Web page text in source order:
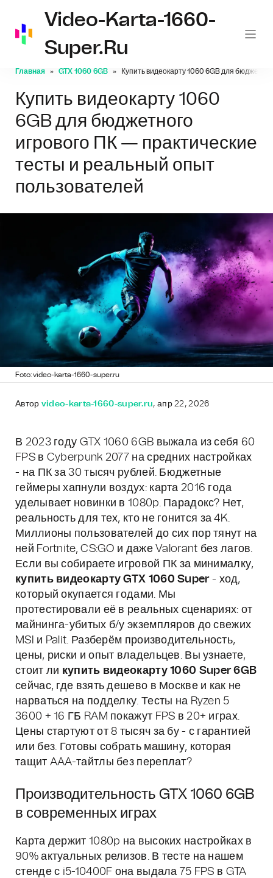
Video-Karta-1660-
Super.ru
Главная GTX 1060 6GB Купить видеокарту 1060 6GB для
Купить видеокарту 1060
6GB для бюджетного
игрового ПК — практические
тесты и реальный опыт
пользователей
Foto: video-karta-1660-super.ru
Автор video-karta-1660-super.ru, апр 22, 2026
В 2023 году GTX 1060 6GB выжала из себя 60
FPS в Cyberpunk 2077 на средних настройках
- на ПК за 30 тысяч рублей. Бюджетные
геймеры хапнули воздух: карта 2016 года
уделывает новинки в 1080p. Парадокс? Нет,
реальность для тех, кто не гонится за 4K.
Миллионы пользователей до сих пор тянут на
ней Fortnite, CS:GO и даже Valorant без лагов.
Если вы собираете игровой ПК за минималку,
купить видеокарту GTX 1060 Super- ход,
который окупается годами. Мы
протестировали её в реальных сценариях: от
майнинга-убитых б/у экземпляров до свежих
MSI и Palit. Разберём производительность,
цены, риски и опыт владельцев. Вы узнаете,
стоит ли купить видеокарту 1060 Super 6GB
сейчас, где взять дешево в Москве и как не
нарваться на подделку. Тесты на Ryzen 5
3600 + 16 ГБ RAM покажут FPS в 20+ играх.
Цены стартуют от 8 тысяч за бу - с гарантией
или без. Готовы собрать машину, которая
тащит AAA-тайтлы без переплат?
Производительность GTX 1060 6GB
в современных играх
Карта держит 1080p на высоких настройках в
90% актуальных релизов. В тесте на нашем
стенде с i5-10400F она выдала 75 FPS в GTA